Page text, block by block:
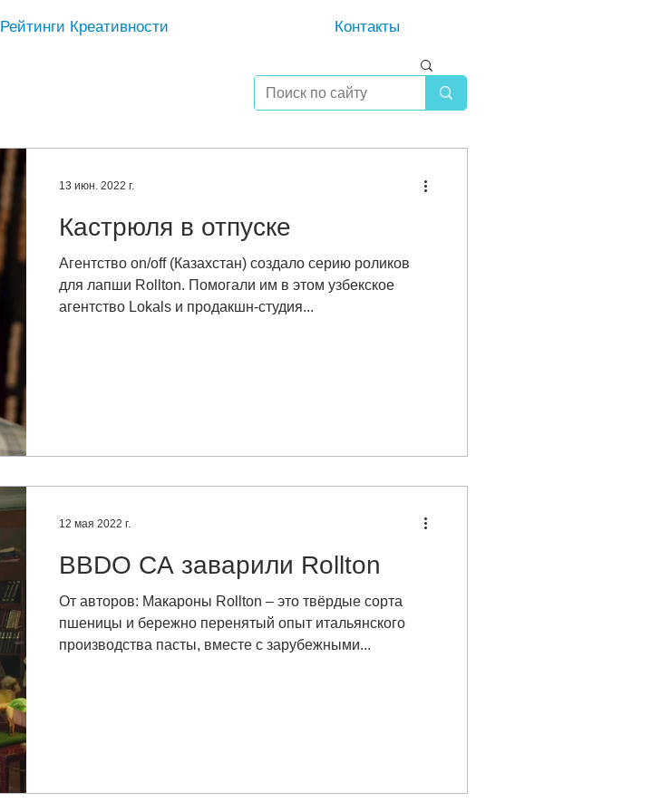
Рейтинги Креативности Контакты
Кастрюля в отпуске
Агентство on/off (Казахстан) создало серию роликов
для лапши Rollton. Помогали им в этом узбекское
агентство Lokals и продакшн-студия...
13 июн. 2022 г.
BBDO CA заварили Rollton
От авторов: Макароны Rollton – это твёрдые сорта
пшеницы и бережно перенятый опыт итальянского
производства пасты, вместе с зарубежными...
12 мая 2022 г.